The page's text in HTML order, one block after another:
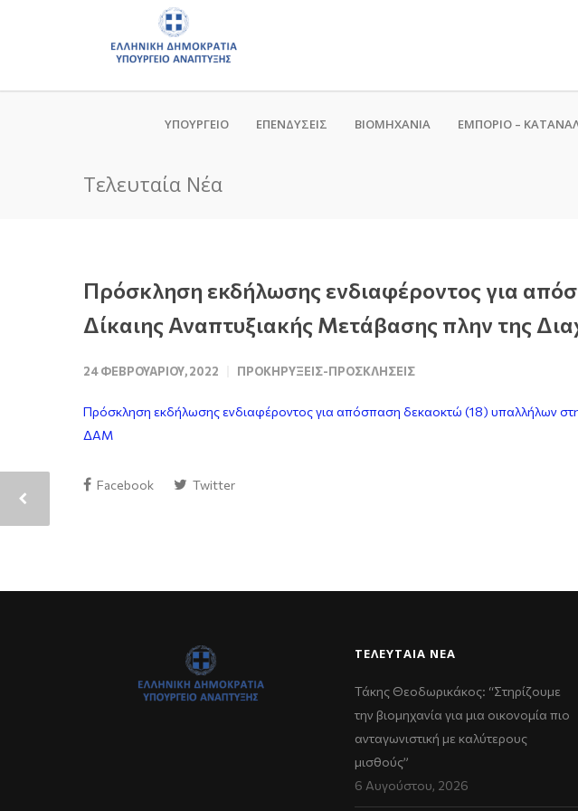
ΥΠΟΥΡΓΕΙΟ ΕΠΕΝΔΥΣΕΙΣ ΒΙΟΜΗΧΑΝΙΑ ΕΜΠΟΡΙΟ –
Τελευταία Νέα
Πρόσκληση εκδήλωσης ενδιαφέροντος για
Δίκαιης Αναπτυξιακής Μετάβασης πλην της
24 ΦΕΒΡΟΥΑΡΊΟΥ, 2022 ΠΡΟΚΗΡΎΞΕΙΣ-ΠΡΟΣΚΛΉΣΕΙΣ
Πρόσκληση εκδήλωσης ενδιαφέροντος για απόσπαση δεκαοκτώ (18) υπαλλήλων
ΔΑΜ
Facebook Twitter
ΤΕΛΕΥΤΑΊΑ ΝΈΑ
Τάκης Θεοδωρικάκος: “Στηρίζουμε
την βιομηχανία για μια οικονομία πιο
ανταγωνιστική με καλύτερους
μισθούς”
6 Αυγούστου, 2026